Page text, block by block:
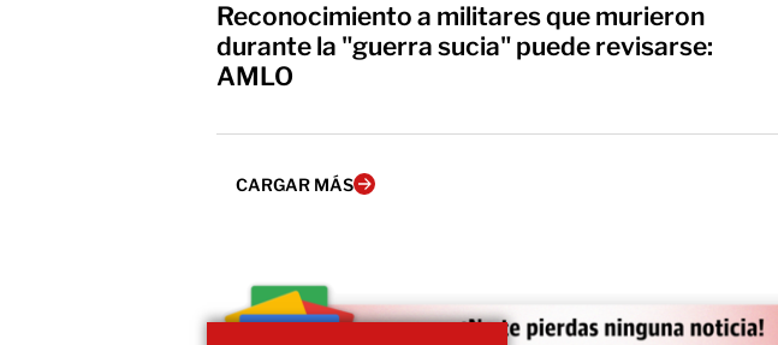
Reconocimiento a militares que murieron
durante la "guerra sucia" puede revisarse:
AMLO
CARGAR MÁS